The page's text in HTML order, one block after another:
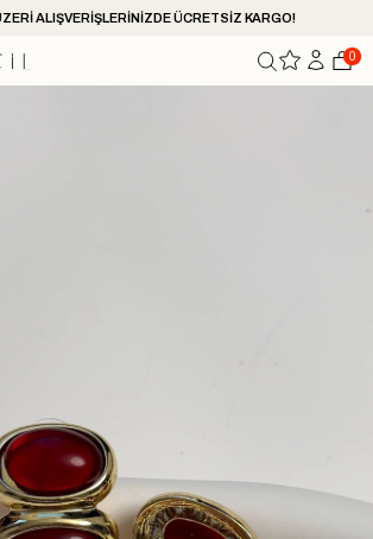
ALIŞVERİŞLERİNİZDE ÜCRETSİZ KARGO!
0